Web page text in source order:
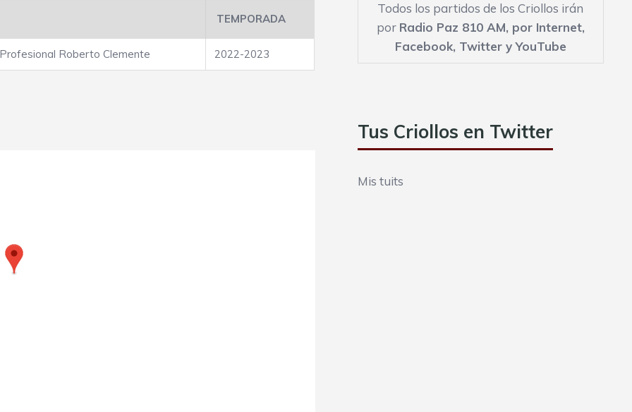
TEMPORADA
Roberto Clemente 2022-2023
Todos los partidos de los Criollos irán
por Radio Paz 810 AM, por Internet,
Facebook, TwitteryYouTube
Tus Criollos en Twitter
Mis tuits